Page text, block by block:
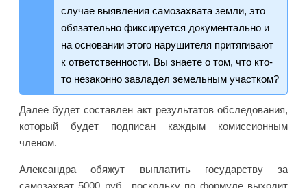
случае выявления самозахвата земли, это
обязательно фиксируется документально и
на основании этого нарушителя притягивают
к ответственности. Вы знаете о том, что кто-
то незаконно завладел земельным участком?
Далее будет составлен акт результатов обследования,
который будет подписан каждым комиссионным
членом.
Александра обяжут выплатить государству за
самозахват 5000 руб., поскольку по формуле выходит